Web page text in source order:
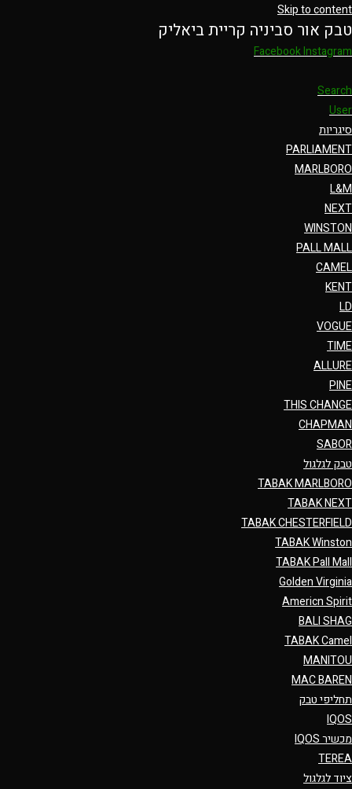
Skip to content
טבק אור סביניה קריית ביאליק
FacebookInstagram
Search
User
סיגריות
PARLIAMENT
MARLBORO
L&M
NEXT
WINSTON
PALL MALL
CAMEL
KENT
LD
VOGUE
TIME
ALLURE
PINE
THIS CHANGE
CHAPMAN
SABOR
טבק לגלגול
TABAK MARLBORO
TABAK NEXT
TABAK CHESTERFIELD
TABAK Winston
TABAK Pall Mall
Golden Virginia
Americn Spirit
BALI SHAG
TABAK Camel
MANITOU
MAC BAREN
תחליפי טבק
IQOS
מכשיר IQOS
TEREA
ציוד לגלגול